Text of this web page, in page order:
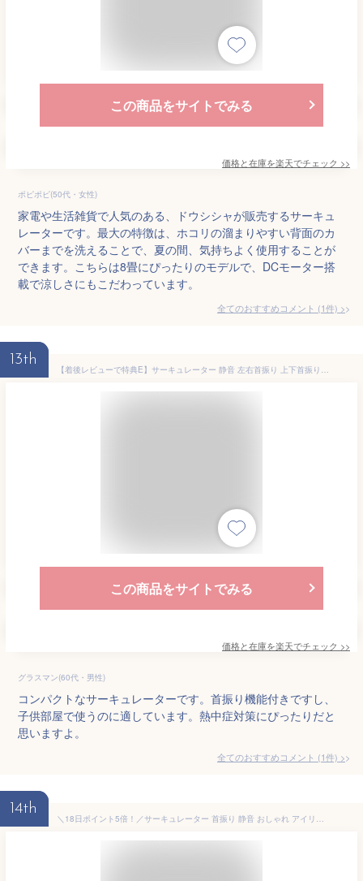
この商品をサイトでみる
価格と在庫を楽天でチェック >>
ポピポピ(50代・女性)
家電や生活雑貨で人気のある、ドウシシャが販売するサーキュ
レーターです。最大の特徴は、ホコリの溜まりやすい背面のカ
バーまでを洗えることで、夏の間、気持ちよく使用することが
できます。こちらは8畳にぴったりのモデルで、DCモーター搭
載で涼しさにもこだわっています。
全てのおすすめコメント (1件) >
13th
【着後レビューで特典E】サーキュレーター 静音 左右首振り 上下首振り 扇風機 リビングファン ファン 冷風 省エネ 節約 節電 空気循環 衣類乾燥 循環 換気 卓上 小型 小型扇風機 コンパクト 熱中症 感染 予防 換気 夏 シンプル おしゃれ 寝室 送料無料 ###扇風機YS-033###
この商品をサイトでみる
価格と在庫を楽天でチェック >>
グラスマン(60代・男性)
コンパクトなサーキュレーターです。首振り機能付きですし、
子供部屋で使うのに適しています。熱中症対策にぴったりだと
思いますよ。
全てのおすすめコメント (1件) >
14th
＼18日ポイント5倍！／サーキュレーター 首振り 静音 おしゃれ アイリスオーヤマ 扇風機 サーキュレーターアイ mini 省エネ 節電 コンパクト おしゃれ 左右首振り 8畳 換気 攪拌 室内干し 部屋干し 卓上 小型 ホワイト グレー ピンク イエロー パープル PCF-SM122【あす楽】